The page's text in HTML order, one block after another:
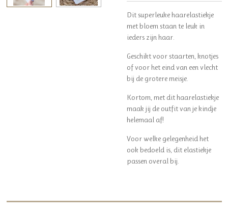
Dit superleuke haarelastiekje
met bloem staan te leuk in
ieders zijn haar.
Geschikt voor staarten, knotjes
of voor het eind van een vlecht
bij de grotere meisje.
Kortom, met dit haarelastiekje
maak jij de outfit van je kindje
helemaal af!
Voor welke gelegenheid het
ook bedoeld is, dit elastiekje
passen overal bij.